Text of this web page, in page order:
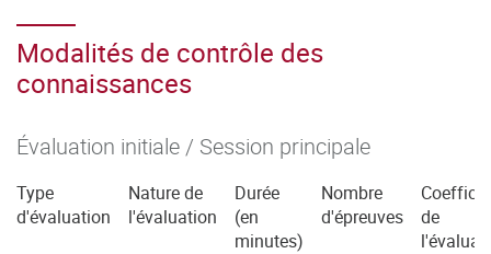
Modalités de contrôle des
connaissances
Évaluation initiale / Session principale
Type
d'évaluation
Nature de
l'évaluation
Durée
(en
minutes)
Nombre
d'épreuves
de